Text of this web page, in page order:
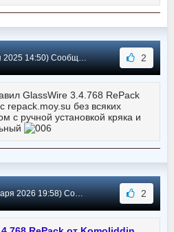
14:50) Сообщение #738 2
GlassWire 3.4.768 RePack
repack.moy.su без всяких
с ручной установкой кряка и
19:58) Сообщение #737 2